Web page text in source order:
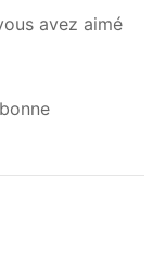
avez aimé